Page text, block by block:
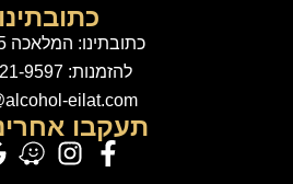
כתובתינו
כתובתינו: המלאכה 5, אילת
להזמנות: 08-621-9597
eilat.com
תעקבו